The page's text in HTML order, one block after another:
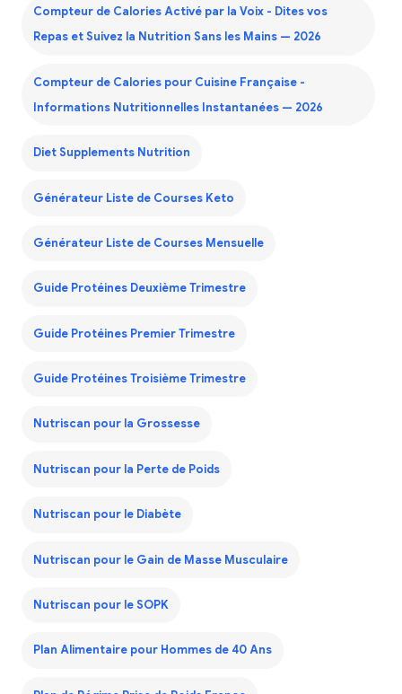
Compteur de Calories Activé par la Voix - Dites vos
Repas et Suivez la Nutrition Sans les Mains — 2026
Compteur de Calories pour Cuisine Française -
Informations Nutritionnelles Instantanées — 2026
Diet Supplements Nutrition
Générateur Liste de Courses Keto
Générateur Liste de Courses Mensuelle
Guide Protéines Deuxième Trimestre
Guide Protéines Premier Trimestre
Guide Protéines Troisième Trimestre
Nutriscan pour la Grossesse
Nutriscan pour la Perte de Poids
Nutriscan pour le Diabète
Nutriscan pour le Gain de Masse Musculaire
Nutriscan pour le SOPK
Plan Alimentaire pour Hommes de 40 Ans